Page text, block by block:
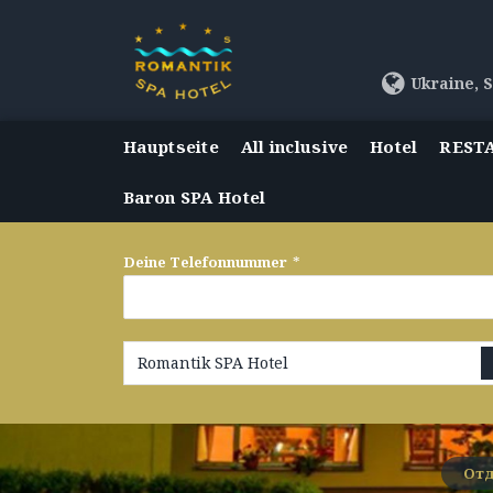
Ukraine,
Hauptseite All inclusive Hotel
Baron SPA Hotel
Deine Telefonnummer *
Romantik SPA Hotel